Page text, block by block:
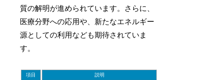
質の解明が進められています。さらに、
医療分野への応用や、新たなエネルギー
源としての利用なども期待されていま
す。
項目 説明